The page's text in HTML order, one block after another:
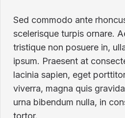
Sed commodo ante
scelerisque turpis ornare.
tristique non posuere in,
ipsum. Praesent at
lacinia sapien, eget
viverra, magna quis
urna bibendum nulla, in